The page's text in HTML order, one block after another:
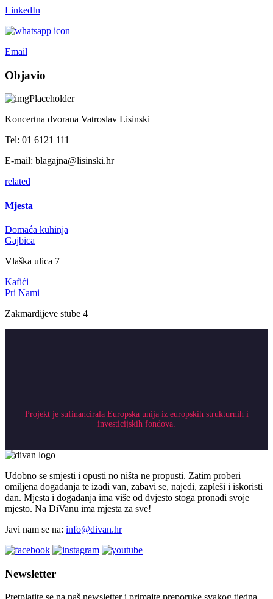
LinkedIn
Email
Objavio
Koncertna dvorana Vatroslav Lisinski
Tel: 01 6121 111
E-mail: blagajna@lisinski.hr
related
Mjesta
Domaća kuhinja
Gajbica
Vlaška ulica 7
Kafići
Pri Nami
Zakmardijeve stube 4
Projekt je sufinancirala Europska unija iz europskih strukturnih i
investicijskih fondova.
Udobno se smjesti i opusti no ništa ne propusti. Zatim proberi
omiljena događanja te izađi van, zabavi se, najedi, zapleši i iskoristi
dan. Mjesta i događanja ima više od dvjesto stoga pronađi svoje
mjesto. Na DiVanu ima mjesta za sve!
Javi nam se na: info@divan.hr
Newsletter